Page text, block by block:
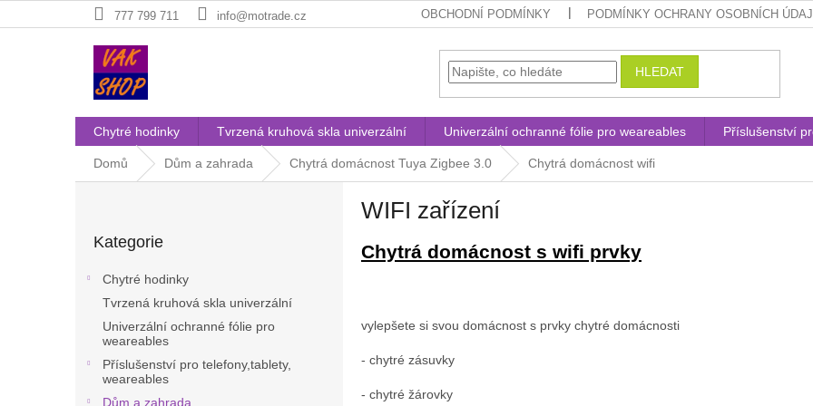
na
777 799 711 info@motrade.cz OBCHODNÍ PODMÍNKY PODMÍNKY OCHRANY OSOBNÍCH
HLEDAT
Chytré hodinky Tvrzená kruhová skla univerzální Univerzální ochranné fólie pro weareables Příslušenství
Domů Dům a zahrada Chytrá domácnost Tuya Zigbee 3.0 Chytrá domácnost wifi
kategorie
Kategorie
Chytré hodinky
Tvrzená kruhová skla univerzální
Univerzální ochranné fólie pro
weareables
Příslušenství pro telefony,tablety,
weareables
Dům a zahrada
WIFI zařízení
Chytrá domácnost s wifi prvky
vylepšete si svou domácnost s prvky chytré domácnosti
- chytré zásuvky
- chytré žárovky